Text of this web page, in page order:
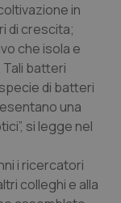
Ulcerosa
in
di crescita;
che isola e
batteri
di batteri
una
si legge nel
i ricercatori
colleghi e alla